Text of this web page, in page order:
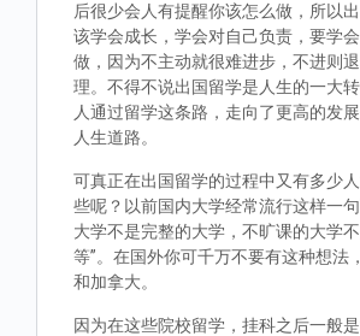
后很少会人有提醒你该怎么做，所以
该学会成长，学会对自己负责，要学
做，因为不主动就很难进步，不进则
理。不得不说出国留学是人生的一大
人通过留学这条路，走向了更高的发
人生道路。
可真正在出国留学的过程中又有多少
些呢？以前国内大学经常流行这样一
大学不是完整的大学，不旷课的大学
等”。在国外你可千万不要有这种想法
和加拿大。
因为在这些院校留学，挂科之后一般